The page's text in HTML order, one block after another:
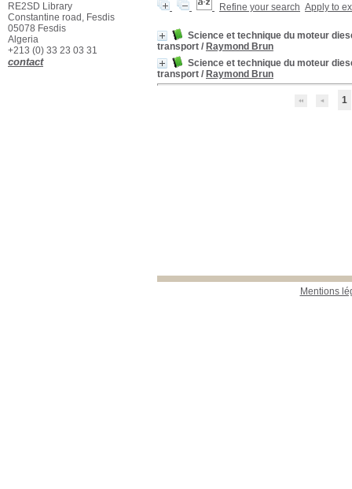
Refine your search Apply to
Science et technique du moteur
transport / Raymond Brun
Science et technique du moteur
transport / Raymond Brun
1
Mentions
RE2SD Library
Constantine road, Fesdis
05078 Fesdis
Algeria
+213 (0) 33 23 03 31
contact